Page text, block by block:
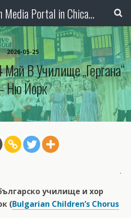
The Bulgarian Media Portal in Chicago
2026-05-25
В Училище „Гергана“
Ню Йорк
.
училище и хор
(Bulgarian Children’s Chorus